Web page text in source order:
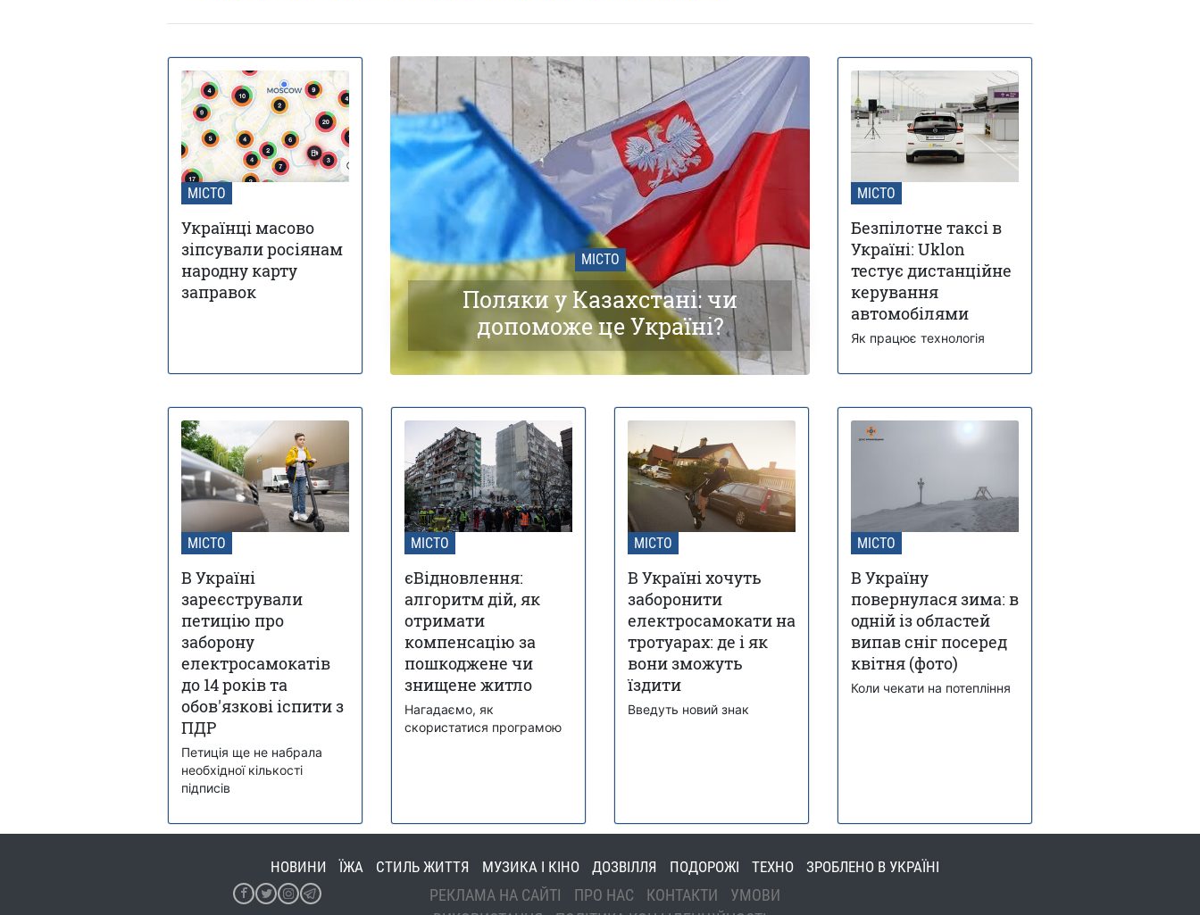
МІСТО
Українці масово
зіпсували росіянам
народну карту
заправок
МІСТО
Поляки у Казахстані: чи
допоможе це Україні?
МІСТО
Безпілотне таксі в
Україні: Uklon
тестує дистанційне
керування
автомобілями
Як працює технологія
МІСТО
В Україні
зареєстрували
петицію про
заборону
електросамокатів
до 14 років та
обов'язкові іспити з
ПДР
Петиція ще не набрала
необхідної кількості
підписів
МІСТО
єВідновлення:
алгоритм дій, як
отримати
компенсацію за
пошкоджене чи
знищене житло
Нагадаємо, як
скористатися програмою
МІСТО
В Україні хочуть
заборонити
електросамокати на
тротуарах: де і як
вони зможуть
їздити
Введуть новий знак
МІСТО
В Україну
повернулася зима: в
одній із областей
випав сніг посеред
квітня (фото)
Коли чекати на потепління
НОВИНИ ЇЖА СТИЛЬ ЖИТТЯ МУЗИКА І КІНО ДОЗВІЛЛЯ ПОДОРОЖІ ТЕХНО ЗРОБЛЕНО В УКРАЇНІ
РЕКЛАМА НА САЙТІ ПРО НАС КОНТАКТИ
УМОВИ